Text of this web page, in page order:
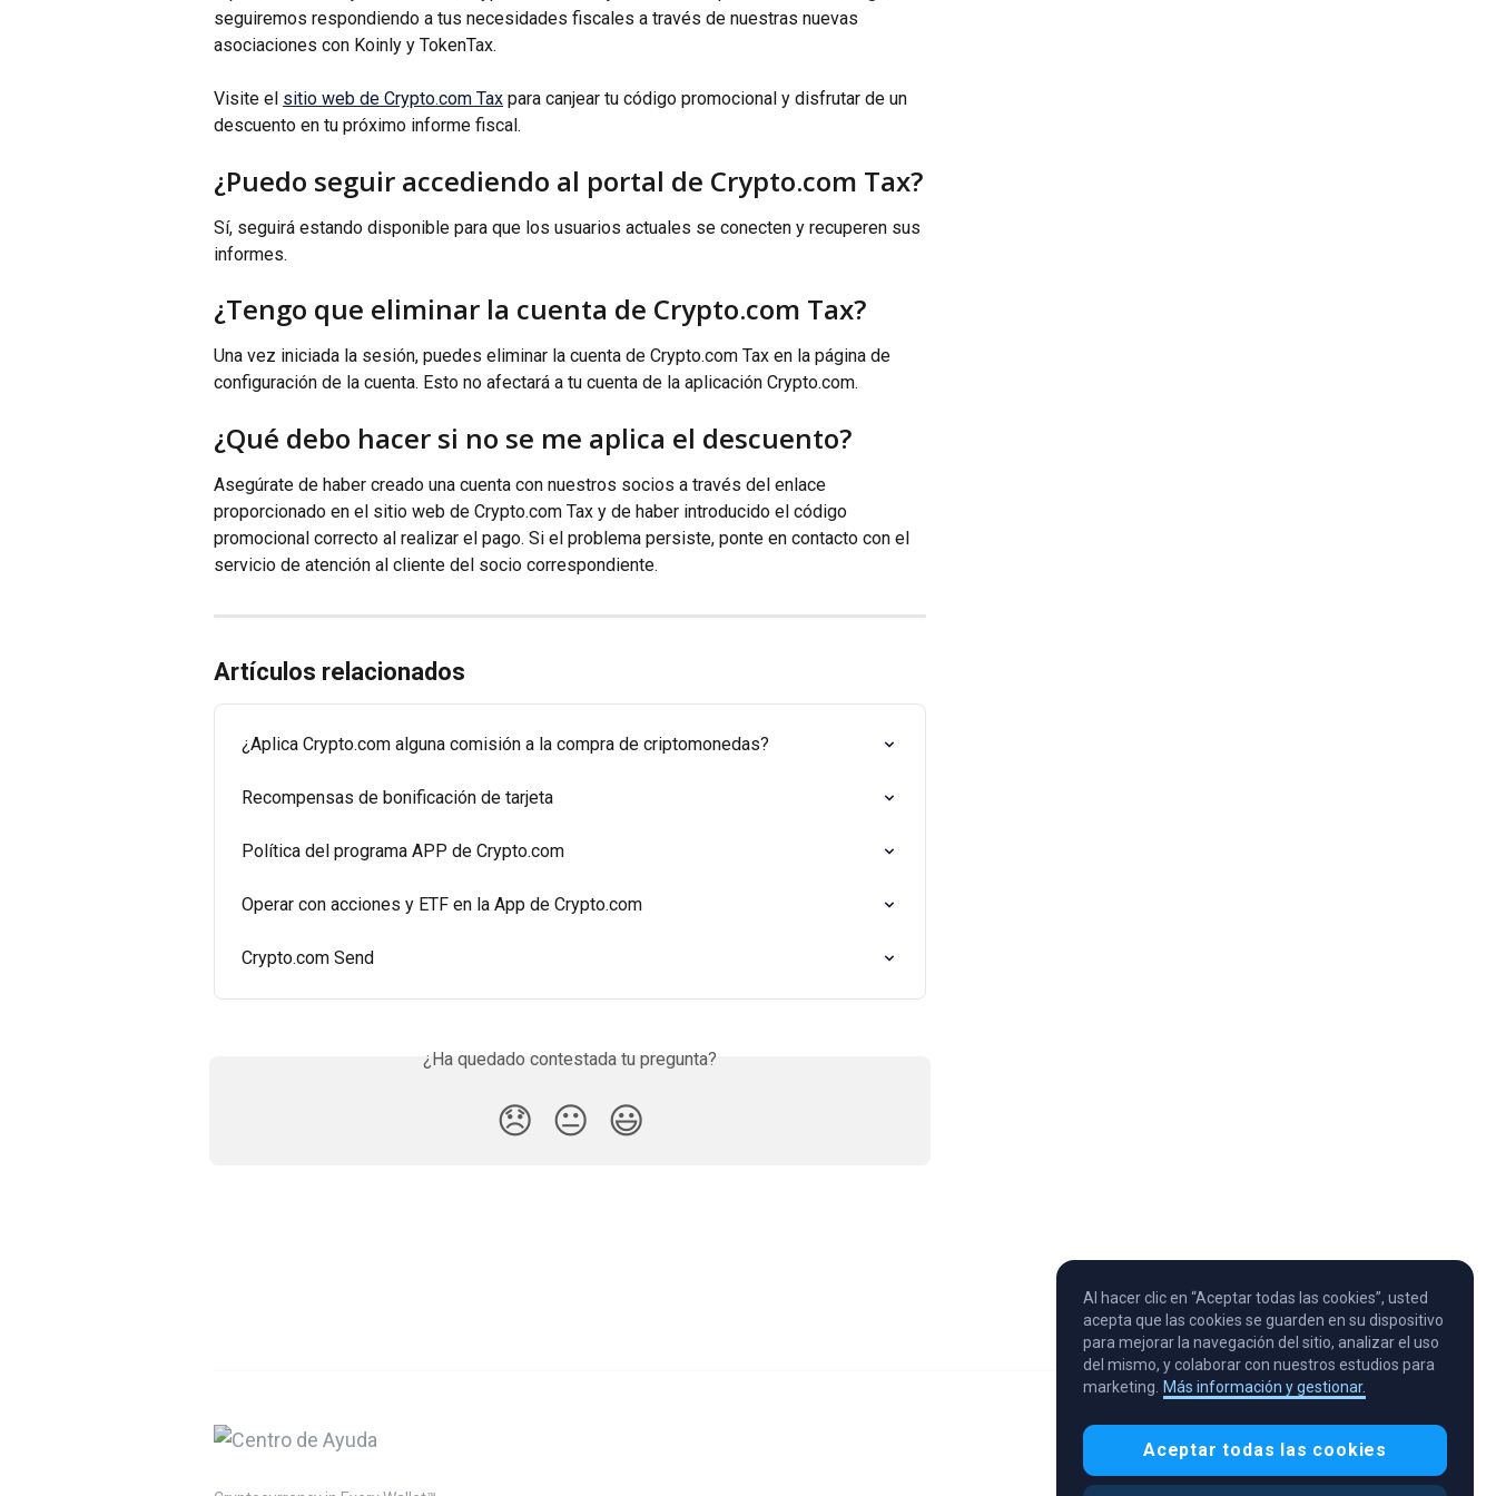
seguiremos respondiendo a tus necesidades fiscales a través de nuestras nuevas
asociaciones con Koinly y TokenTax.
Visite el sitio web de Crypto.com Tax para canjear tu código promocional y disfrutar de un
descuento en tu próximo informe fiscal.
¿Puedo seguir accediendo al portal de Crypto.com Tax?
Sí, seguirá estando disponible para que los usuarios actuales se conecten y recuperen sus
informes.
¿Tengo que eliminar la cuenta de Crypto.com Tax?
Una vez iniciada la sesión, puedes eliminar la cuenta de Crypto.com Tax en la página de
configuración de la cuenta. Esto no afectará a tu cuenta de la aplicación Crypto.com.
¿Qué debo hacer si no se me aplica el descuento?
Asegúrate de haber creado una cuenta con nuestros socios a través del enlace
proporcionado en el sitio web de Crypto.com Tax y de haber introducido el código
promocional correcto al realizar el pago. Si el problema persiste, ponte en contacto con el
servicio de atención al cliente del socio correspondiente.
Artículos relacionados
¿Aplica Crypto.com alguna comisión a la compra de criptomonedas?
Recompensas de bonificación de tarjeta
Política del programa APP de Crypto.com
Operar con acciones y ETF en la App de Crypto.com
Crypto.com Send
¿Ha quedado contestada tu pregunta?
😞 😐 😃
Al hacer clic en “Aceptar todas las cookies”, usted
acepta que las cookies se guarden en su dispositivo
para mejorar la navegación del sitio, analizar el uso
del mismo, y colaborar con nuestros estudios para
marketing. Más información y gestionar.
Aceptar todas las cookies